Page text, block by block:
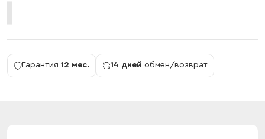
Гарантия 12 мес. 14 дней обмен/возврат